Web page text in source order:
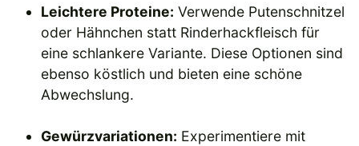
Leichtere Proteine: Verwende Putenschnitzel
oder Hähnchen statt Rinderhackfleisch für
eine schlankere Variante. Diese Optionen sind
ebenso köstlich und bieten eine schöne
Abwechslung.
Gewürzvariationen: Experimentiere mit